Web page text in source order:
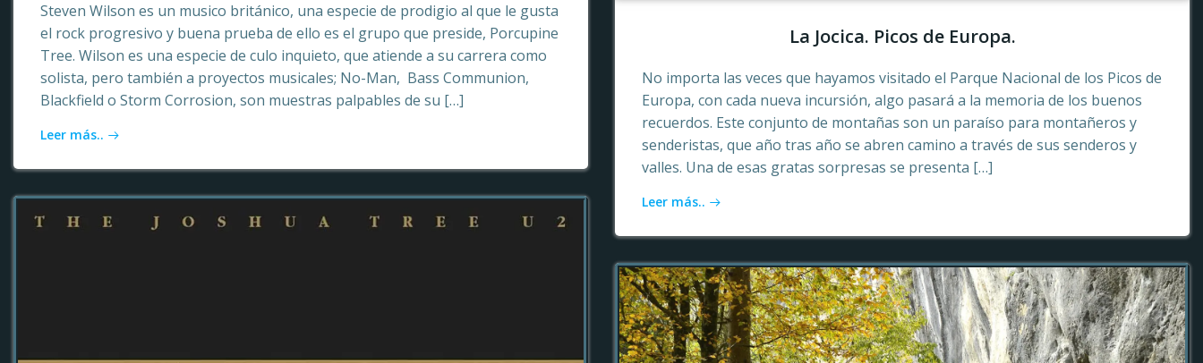
Steven Wilson es un musico británico, una especie de prodigio al que le gusta
el rock progresivo y buena prueba de ello es el grupo que preside, Porcupine
Tree. Wilson es una especie de culo inquieto, que atiende a su carrera como
solista, pero también a proyectos musicales; No-Man, Bass Communion,
Blackfield o Storm Corrosion, son muestras palpables de su […]
Leer más..
La Jocica. Picos de Europa.
No importa las veces que hayamos visitado el Parque Nacional de los Picos de
Europa, con cada nueva incursión, algo pasará a la memoria de los buenos
recuerdos. Este conjunto de montañas son un paraíso para montañeros y
senderistas, que año tras año se abren camino a través de sus senderos y
valles. Una de esas gratas sorpresas se presenta […]
Leer más..